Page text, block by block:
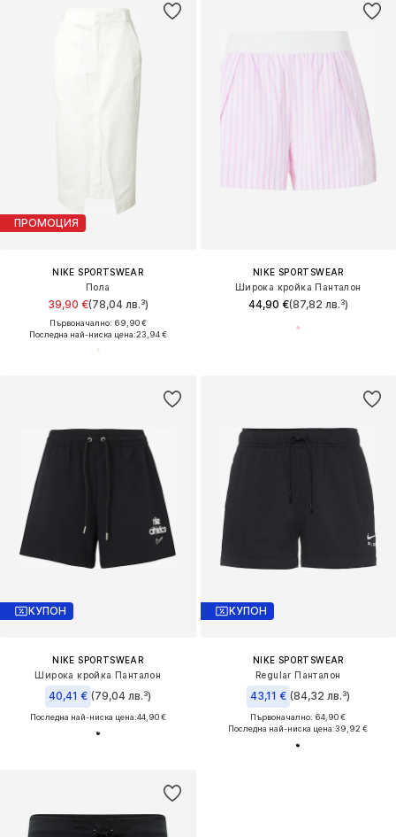
ПРОМОЦИЯ
NIKE SPORTSWEAR
Пола
39,90 €(78,04 лв.³)
Първоначално: 69,90 €
Последна най-ниска цена:23,94 €
NIKE SPORTSWEAR
Широка кройка Панталон
44,90 €(87,82 лв.³)
КУПОН
NIKE SPORTSWEAR
Широка кройка Панталон
40,41 € (79,04 лв.³)
Последна най-ниска цена:44,90 €
КУПОН
NIKE SPORTSWEAR
Regular Панталон
43,11 € (84,32 лв.³)
Първоначално: 64,90 €
Последна най-ниска цена:39,92 €